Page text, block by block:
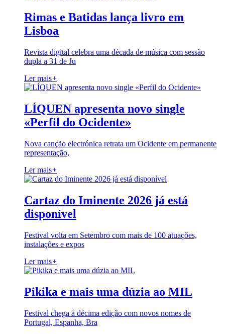
Rimas e Batidas lança livro em
Lisboa
Revista digital celebra uma década de música com sessão
dupla a 31 de Ju
Ler mais+
LÍQUEN apresenta novo single
«Perfil do Ocidente»
Nova canção electrónica retrata um Ocidente em permanente
representação,
Ler mais+
Cartaz do Iminente 2026 já está
disponível
Festival volta em Setembro com mais de 100 atuações,
instalações e expos
Ler mais+
Pikika e mais uma dúzia ao MIL
Festival chega à décima edição com novos nomes de
Portugal, Espanha, Bra